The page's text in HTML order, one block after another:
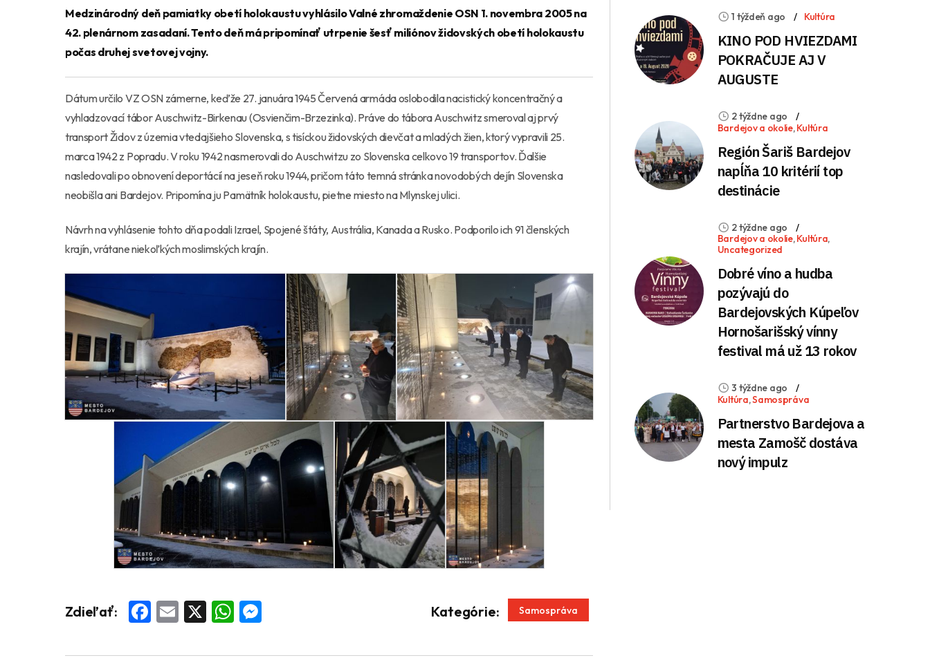
Medzinárodný deň pamiatky obetí holokaustu vyhlásilo Valné zhromaždenie OSN 1. novembra 2005 na
42. plenárnom zasadaní. Tento deň má pripomínať utrpenie šesť miliónov židovských obetí holokaustu
počas druhej svetovej vojny.
Dátum určilo VZ OSN zámerne, keďže 27. januára 1945 Červená armáda oslobodila nacistický koncentračný a
vyhladzovací tábor Auschwitz-Birkenau (Osvienčim-Brzezinka). Práve do tábora Auschwitz smeroval aj prvý
transport Židov z územia vtedajšieho Slovenska, s tisíckou židovských dievčat a mladých žien, ktorý vypravili 25.
marca 1942 z Popradu. V roku 1942 nasmerovali do Auschwitzu zo Slovenska celkovo 19 transportov. Ďalšie
nasledovali po obnovení deportácií na jeseň roku 1944, pričom táto temná stránka novodobých dejín Slovenska
neobišla ani Bardejov. Pripomína ju Pamätník holokaustu, pietne miesto na Mlynskej ulici.
Návrh na vyhlásenie tohto dňa podali Izrael, Spojené štáty, Austrália, Kanada a Rusko. Podporilo ich 91 členských
krajín, vrátane niekoľkých moslimských krajín.
Zdieľať: Facebook
Email
X WhatsApp
Messenger Kategórie: Samospráva
1 týždeň ago Kultúra
KINO POD HVIEZDAMI
POKRAČUJE AJ V
AUGUSTE
2 týždne ago
Bardejov a okolie,Kultúra
Región Šariš Bardejov
napĺňa 10 kritérií top
destinácie
2 týždne ago
Bardejov a okolie,Kultúra,
Uncategorized
Dobré víno a hudba
pozývajú do
Bardejovských Kúpeľov
Hornošarišský vínny
festival má už 13 rokov
3 týždne ago
Kultúra,Samospráva
Partnerstvo Bardejova a
mesta Zamošč dostáva
nový impulz